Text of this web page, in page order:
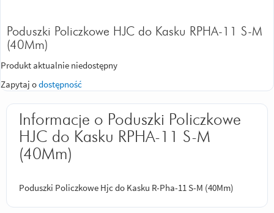
Poduszki Policzkowe HJC do Kasku RPHA-11 S-M
(40Mm)
Produkt aktualnie niedostępny
Zapytaj odostępność
Informacje o Poduszki Policzkowe
HJC do Kasku RPHA-11 S-M
(40Mm)
Poduszki Policzkowe Hjc do Kasku R-Pha-11 S-M (40Mm)